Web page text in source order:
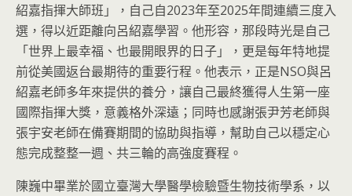
紹嘉指揮大師班」，自己自2023年至2025年間連續三度入
選，得以近距離向呂紹嘉學習。他形容，那段時光是自己
「世界上最幸福、也最開眼界的日子」，更是每年特地提
前從美國返台最期待的重要行程。他表示，正是NSO與呂
紹嘉老師多年來提供的養分，讓自己最終獲得人生第一座
國際指揮大獎，意義格外深遠；同時也感謝張尹芳老師與
張宇安老師在備賽期間的協助與指導，幫助自己以穩定心
態完成整整一週、共三輪的高強度賽程。
陳巍中畢業於國立臺灣大學醫學檢驗暨生物技術學系，以